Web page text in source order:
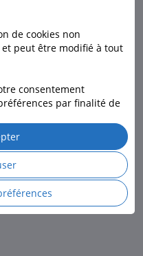
agences, à domicile ou
de cookies non
peut être modifié à tout
consentement
par finalité de
Politique des cookies
personnelles de LCL.